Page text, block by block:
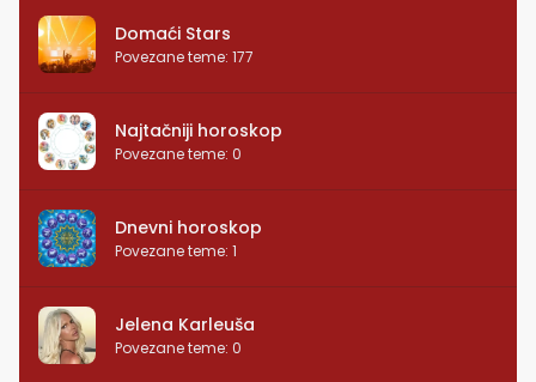
Domaći Stars
Povezane teme: 177
Najtačniji horoskop
Povezane teme: 0
Dnevni horoskop
Povezane teme: 1
Jelena Karleuša
Povezane teme: 0